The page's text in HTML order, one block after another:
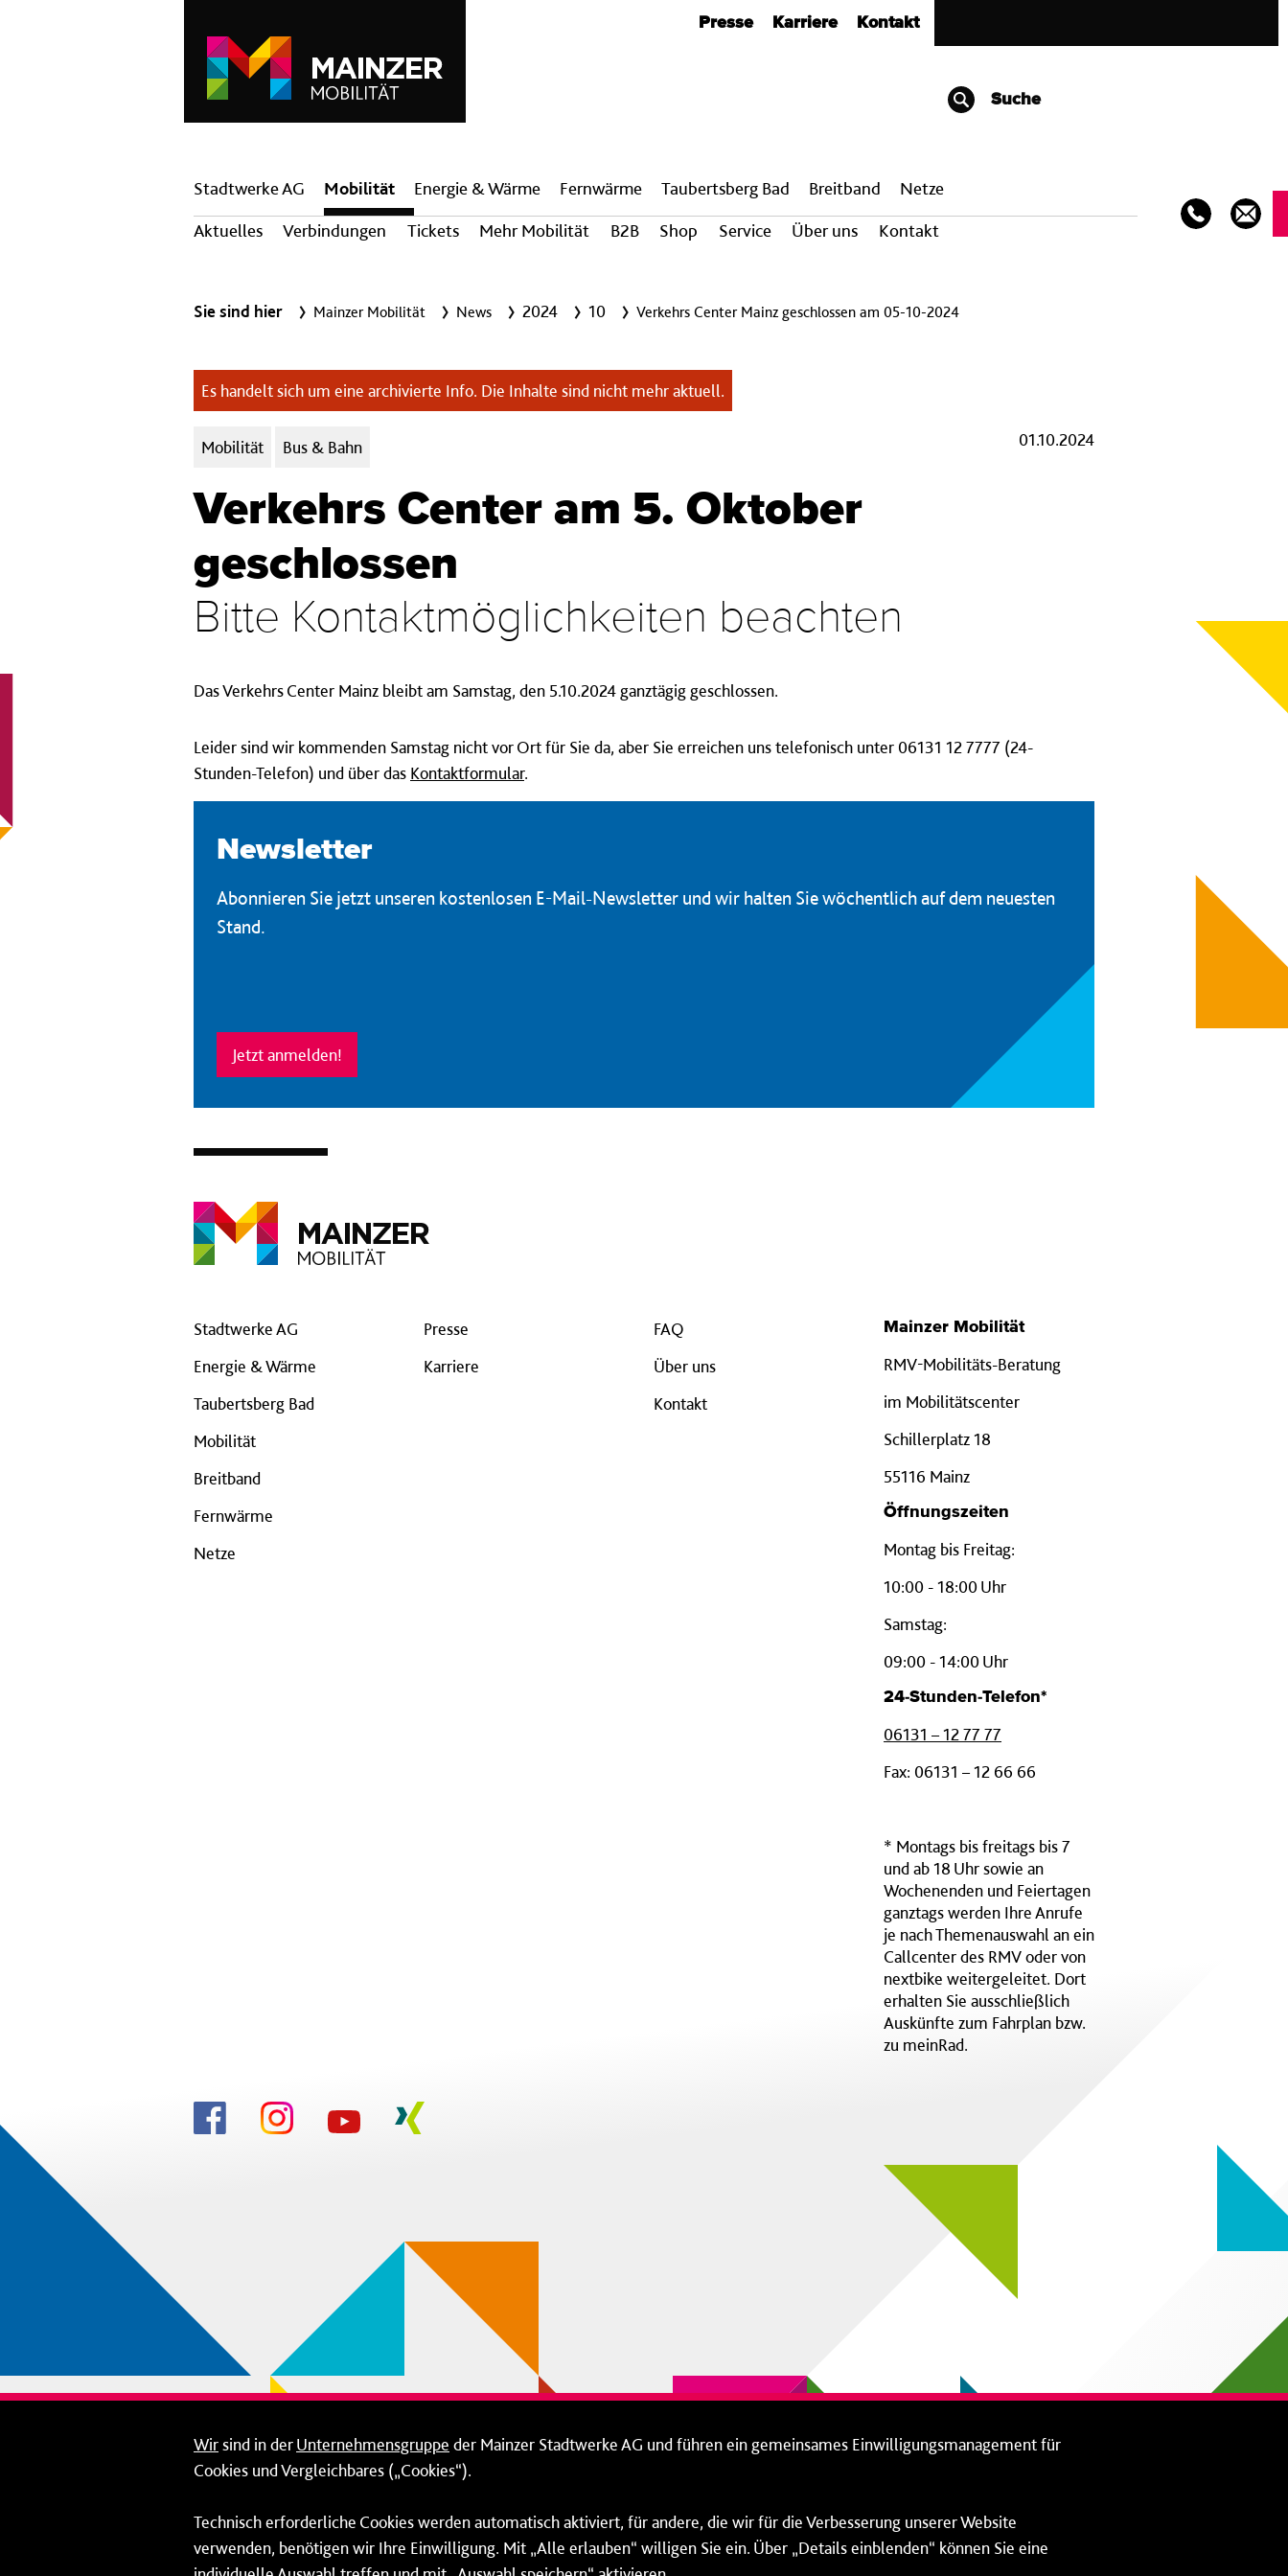
Presse Karriere Kontakt
Suche
Hauptnavigation
Stadtwerke AG
Mobilität
Aktuelles
Verbindungen Tickets Mehr Mobilität B2B Shop Service Über uns Kontakt
Energie & Wärme Fern­wärme Taubertsberg Bad Breit­band Netze
Sie sind hier Mainzer Mobilität News 2024 10 Verkehrs Center Mainz geschlossen am 05-10-2024
Es handelt sich um eine archivierte Info. Die Inhalte sind nicht mehr aktuell.
Kategorien:
Mobilität Bus & Bahn 01.10.2024
Verkehrs Center am 5. Oktober
geschlossen
Bitte Kontaktmöglichkeiten beachten
Das Verkehrs Center Mainz bleibt am Samstag, den 5.10.2024 ganztägig geschlossen.
Leider sind wir kommenden Samstag nicht vor Ort für Sie da, aber Sie erreichen uns telefonisch unter 06131 12 7777 (24-
Stunden-Telefon) und über das Kontaktformular.
Newsletter
Abonnieren Sie jetzt unseren kostenlosen E-Mail-Newsletter und wir halten Sie wöchentlich auf dem neuesten
Stand.
Jetzt anmelden!
Stadtwerke AG
Energie & Wärme
Taubertsberg Bad
Mobilität
Breitband
Fernwärme
Netze
Presse
Karriere
FAQ
Über uns
Kontakt
Mainzer Mobilität
RMV-Mobilitäts-Beratung
im Mobilitätscenter
Schillerplatz 18
55116 Mainz
Öffnungszeiten
Montag bis Freitag:
10:00 - 18:00 Uhr
Samstag:
09:00 - 14:00 Uhr
24-Stunden-Telefon*
06131 – 12 77 77
Fax: 06131 – 12 66 66
* Montags bis freitags bis 7
und ab 18 Uhr sowie an
Wochenenden und Feiertagen
ganztags werden Ihre Anrufe
je nach Themenauswahl an ein
Callcenter des RMV oder von
nextbike weitergeleitet. Dort
erhalten Sie ausschließlich
Auskünfte zum Fahrplan bzw.
zu meinRad.
Wirsind in derUnternehmensgruppe der Mainzer Stadtwerke AG und führen ein gemeinsames Einwilligungsmanagement für
Cookies und Vergleichbares („Cookies“).
Technisch erforderliche Cookies werden automatisch aktiviert, für andere, die wir für die Verbesserung unserer Website
verwenden, benötigen wir Ihre Einwilligung. Mit „Alle erlauben“ willigen Sie ein. Über „Details einblenden“ können Sie eine